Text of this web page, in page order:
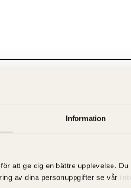
Information
att ge dig en bättre upplevelse.
av dina personuppgifter se vår